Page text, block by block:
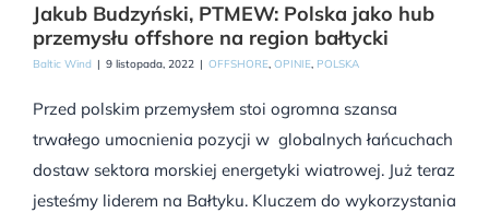
Jakub Budzyński, PTMEW: Polska jako hub
przemysłu offshore na region bałtycki
Baltic Wind | 9 listopada, 2022 | OFFSHORE, OPINIE, POLSKA
Przed polskim przemysłem stoi ogromna szansa
trwałego umocnienia pozycji w globalnych łańcuchach
dostaw sektora morskiej energetyki wiatrowej. Już teraz
jesteśmy liderem na Bałtyku. Kluczem do wykorzystania